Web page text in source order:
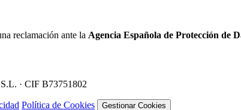
reclamación ante la Agencia Española de Protección de
· CIF B73751802
Política de Cookies Gestionar Cookies